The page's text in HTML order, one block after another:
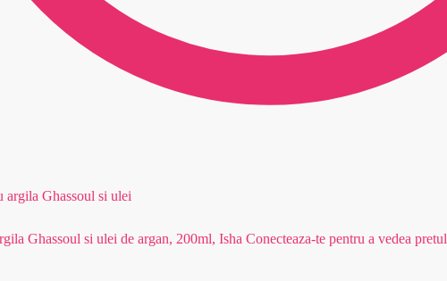
Ghassoul si ulei de argan, 200ml, Isha Conecteaza-te pentru a vedea pretul